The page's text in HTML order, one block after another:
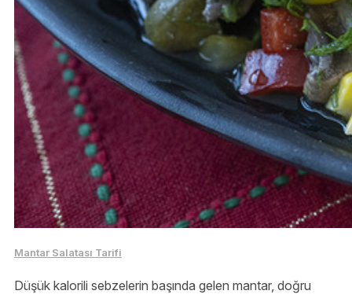
Mantar Salatası Tarifi
Düşük kalorili sebzelerin başında gelen mantar, doğru